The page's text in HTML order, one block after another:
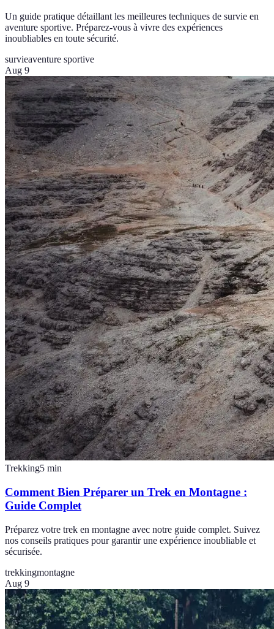
Un guide pratique détaillant les meilleures techniques de survie en
aventure sportive. Préparez-vous à vivre des expériences
inoubliables en toute sécurité.
survieaventure sportive
Aug 9
Trekking5 min
Comment Bien Préparer un Trek en Montagne :
Guide Complet
Préparez votre trek en montagne avec notre guide complet. Suivez
nos conseils pratiques pour garantir une expérience inoubliable et
sécurisée.
trekkingmontagne
Aug 9